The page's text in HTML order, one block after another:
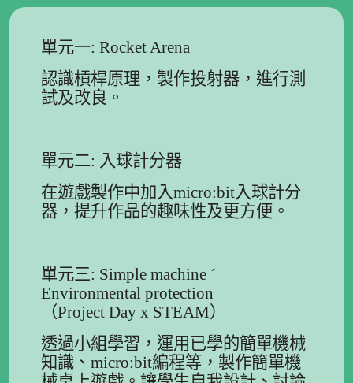
單元一: Rocket Arena
認識槓桿原理，製作投射器，進行測
試及改良。
單元二: 入球計分器
在遊戲製作中加入micro:bit入球計分
器，提升作品的趣味性及更方便。
單元三: Simple machine ´
Environmental protection
（Project Day x STEAM）
透過小組學習，運用已學的簡單機械
知識、micro:bit編程等，製作簡單機